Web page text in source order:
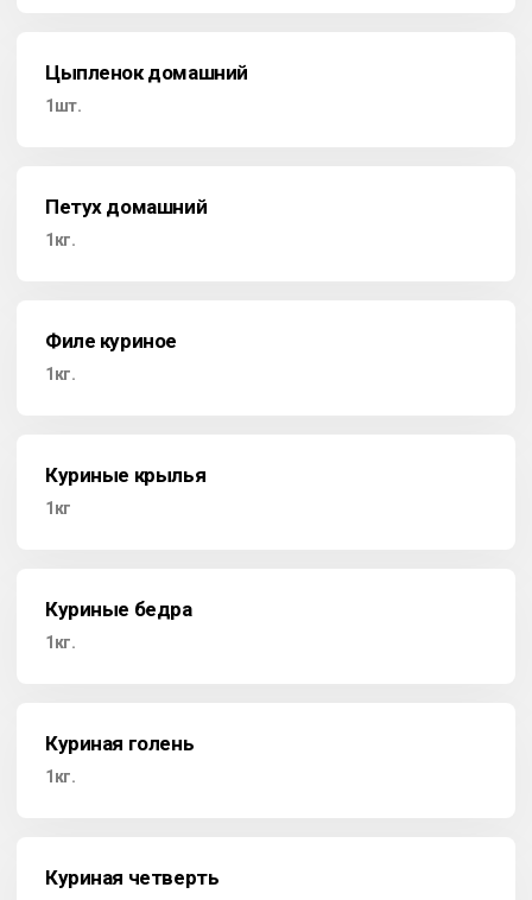
Цыпленок домашний
1шт.
Петух домашний
1кг.
Филе куриное
1кг.
Куриные крылья
1кг
Куриные бедра
1кг.
Куриная голень
1кг.
Куриная четверть